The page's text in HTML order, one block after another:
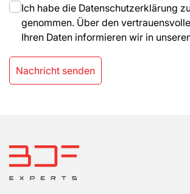
Ich habe die Datenschutzerklärung
genommen. Über den
Ihren Daten informieren wir in
Nachricht senden